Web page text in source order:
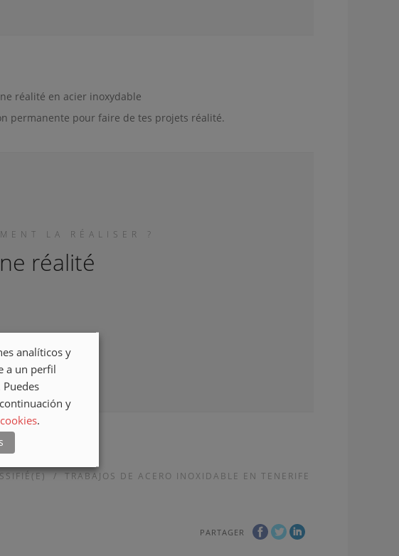
réalité en acier inoxydable
permanente pour faire de tes projets réalité.
LA RÉALISER ?
réalité
/ TRABAJOS DE ACERO INOXIDABLE EN TENERIFE
PARTAGER
analíticos y
a un perfil
y
.